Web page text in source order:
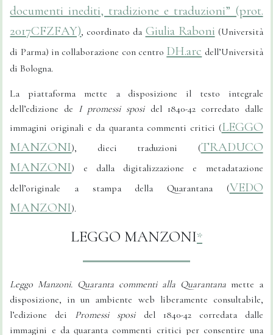
documenti inediti, tradizione e traduzioni” (prot.
2017CFZFAY), coordinato da Giulia Raboni (Università
di Parma) in collaborazione con centro DH.arc dell’Università
di Bologna.
La piattaforma mette a disposizione il testo integrale
dell’edizione de I promessi sposidel 1840-42 corredato dalle
immagini originali e da quaranta commenti critici (LEGGO
MANZONI), dieci traduzioni (TRADUCO
MANZONI) e dalla digitalizzazione e metadatazione
dell’originale a stampa della Quarantana (VEDO
MANZONI).
LEGGO MANZONI*
Leggo Manzoni. Quaranta commenti alla Quarantanamette a
disposizione, in un ambiente web liberamente consultabile,
l’edizione dei Promessi sposidel 1840-42 corredata dalle
immagini e da quaranta commenti critici per consentire una